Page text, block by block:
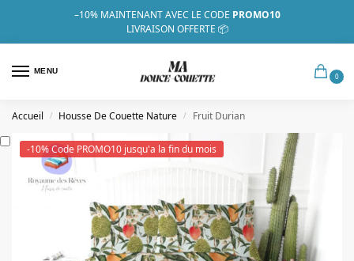
–10% MAINTENANT AVEC LE CODE PROMO10
LIVRAISON OFFERTE 📦
MENU
0
Accueil / Housse De Couette Nature / Fruit Durian
-10% Code PROMO10 jusqu'a la fin du mois